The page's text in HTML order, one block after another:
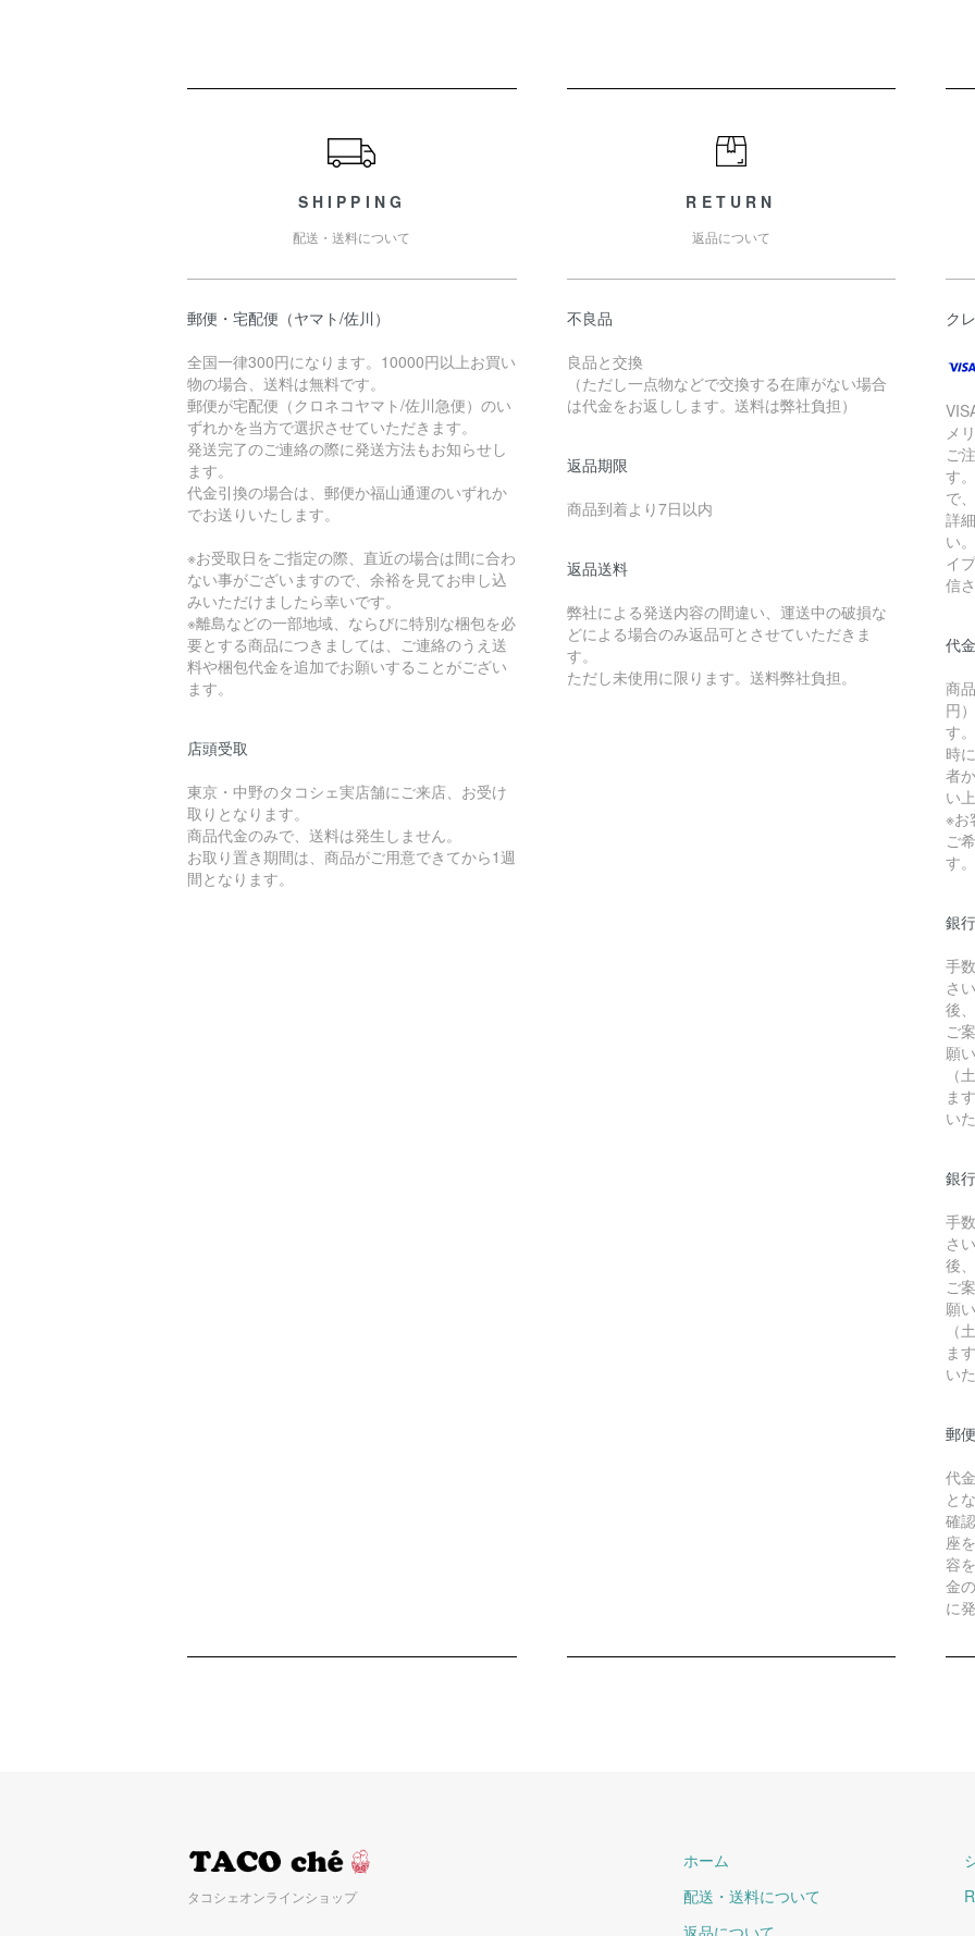
SHIPPING
配送・送料について
郵便・宅配便（ヤマト/佐川）
全国一律300円になります。10000円以上お買い
物の場合、送料は無料です。
郵便が宅配便（クロネコヤマト/佐川急便）のい
ずれかを当方で選択させていただきます。
発送完了のご連絡の際に発送方法もお知らせし
ます。
代金引換の場合は、郵便か福山通運のいずれか
でお送りいたします。
※お受取日をご指定の際、直近の場合は間に合わ
ない事がございますので、余裕を見てお申し込
みいただけましたら幸いです。
※離島などの一部地域、ならびに特別な梱包を必
要とする商品につきましては、ご連絡のうえ送
料や梱包代金を追加でお願いすることがござい
ます。
店頭受取
東京・中野のタコシェ実店舗にご来店、お受け
取りとなります。
商品代金のみで、送料は発生しません。
お取り置き期間は、商品がご用意できてから1週
間となります。
RETURN
返品について
不良品
良品と交換
（ただし一点物などで交換する在庫がない場合
は代金をお返しします。送料は弊社負担）
返品期限
商品到着より7日以内
返品送料
弊社による発送内容の間違い、運送中の破損な
どによる場合のみ返品可とさせていただきま
す。
ただし未使用に限ります。送料弊社負担。
ク
メ
ご
す
で
詳
い。
イ
信
代
商
円
す
時
者
い
※お
ご
す。
銀
手
さ
後
ご
願
（
ま
い
銀
手
さ
後
ご
願
（
ま
い
郵
代
と
確
座
容
金
に
タコシェオンラインショップ
ホーム
配送・送料について